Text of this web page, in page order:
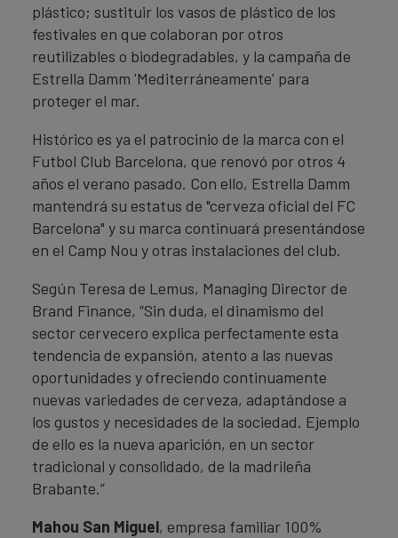
plástico; sustituir los vasos de plástico de los
festivales en que colaboran por otros
reutilizables o biodegradables, y la campaña de
Estrella Damm 'Mediterráneamente' para
proteger el mar.
Histórico es ya el patrocinio de la marca con el
Futbol Club Barcelona, ​​que renovó por otros 4
años el verano pasado. Con ello, Estrella Damm
mantendrá su estatus de "cerveza oficial del FC
Barcelona" y su marca continuará presentándose
en el Camp Nou y otras instalaciones del club.
Según Teresa de Lemus, Managing Director de
Brand Finance, “Sin duda, el dinamismo del
sector cervecero explica perfectamente esta
tendencia de expansión, atento a las nuevas
oportunidades y ofreciendo continuamente
nuevas variedades de cerveza, adaptándose a
los gustos y necesidades de la sociedad. Ejemplo
de ello es la nueva aparición, en un sector
tradicional y consolidado, de la madrileña
Brabante.”
Mahou San Miguel, empresa familiar 100%